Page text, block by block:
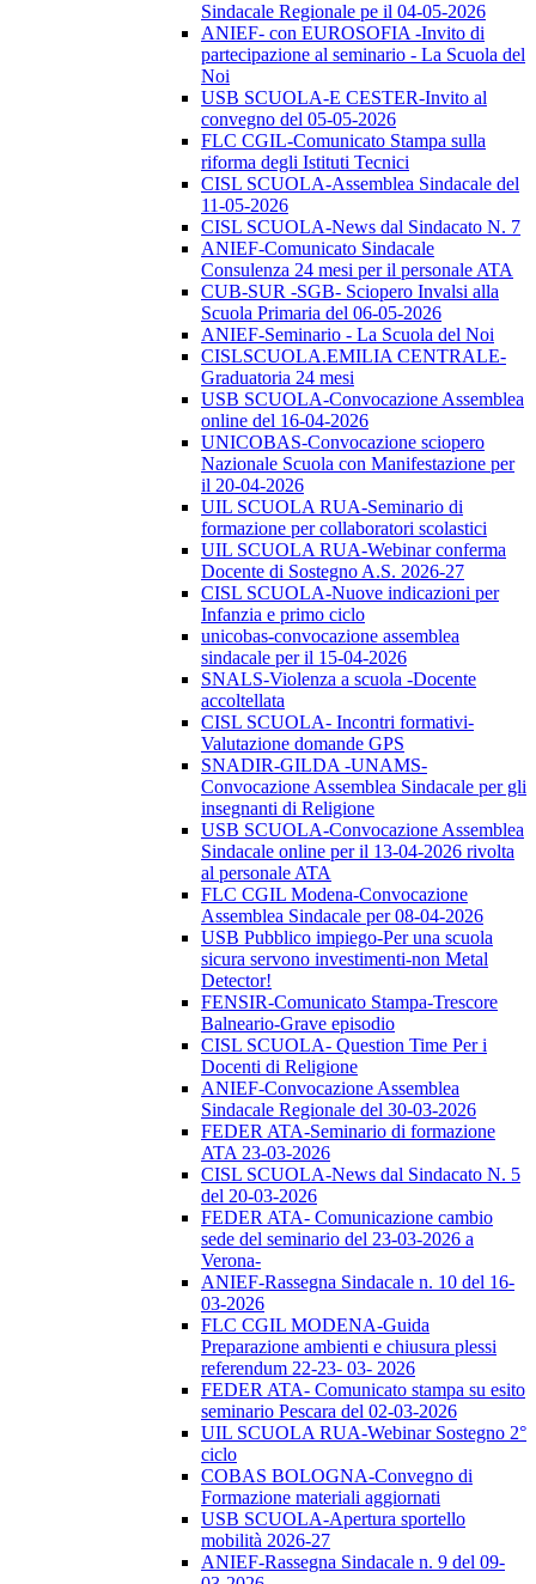
Sindacale Regionale pe il 04-05-2026
ANIEF- con EUROSOFIA -Invito di
partecipazione al seminario - La Scuola del
Noi
USB SCUOLA-E CESTER-Invito al
convegno del 05-05-2026
FLC CGIL-Comunicato Stampa sulla
riforma degli Istituti Tecnici
CISL SCUOLA-Assemblea Sindacale del
11-05-2026
CISL SCUOLA-News dal Sindacato N. 7
ANIEF-Comunicato Sindacale
Consulenza 24 mesi per il personale ATA
CUB-SUR -SGB- Sciopero Invalsi alla
Scuola Primaria del 06-05-2026
ANIEF-Seminario - La Scuola del Noi
CISLSCUOLA.EMILIA CENTRALE-
Graduatoria 24 mesi
USB SCUOLA-Convocazione Assemblea
online del 16-04-2026
UNICOBAS-Convocazione sciopero
Nazionale Scuola con Manifestazione per
il 20-04-2026
UIL SCUOLA RUA-Seminario di
formazione per collaboratori scolastici
UIL SCUOLA RUA-Webinar conferma
Docente di Sostegno A.S. 2026-27
CISL SCUOLA-Nuove indicazioni per
Infanzia e primo ciclo
unicobas-convocazione assemblea
sindacale per il 15-04-2026
SNALS-Violenza a scuola -Docente
accoltellata
CISL SCUOLA- Incontri formativi-
Valutazione domande GPS
SNADIR-GILDA -UNAMS-
Convocazione Assemblea Sindacale per gli
insegnanti di Religione
USB SCUOLA-Convocazione Assemblea
Sindacale online per il 13-04-2026 rivolta
al personale ATA
FLC CGIL Modena-Convocazione
Assemblea Sindacale per 08-04-2026
USB Pubblico impiego-Per una scuola
sicura servono investimenti-non Metal
Detector!
FENSIR-Comunicato Stampa-Trescore
Balneario-Grave episodio
CISL SCUOLA- Question Time Per i
Docenti di Religione
ANIEF-Convocazione Assemblea
Sindacale Regionale del 30-03-2026
FEDER ATA-Seminario di formazione
ATA 23-03-2026
CISL SCUOLA-News dal Sindacato N. 5
del 20-03-2026
FEDER ATA- Comunicazione cambio
sede del seminario del 23-03-2026 a
Verona-
ANIEF-Rassegna Sindacale n. 10 del 16-
03-2026
FLC CGIL MODENA-Guida
Preparazione ambienti e chiusura plessi
referendum 22-23- 03- 2026
FEDER ATA- Comunicato stampa su esito
seminario Pescara del 02-03-2026
UIL SCUOLA RUA-Webinar Sostegno 2°
ciclo
COBAS BOLOGNA-Convegno di
Formazione materiali aggiornati
USB SCUOLA-Apertura sportello
mobilità 2026-27
ANIEF-Rassegna Sindacale n. 9 del 09-